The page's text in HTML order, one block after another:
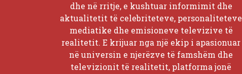
dhe në rritje, e kushtuar informimit dhe
aktualitetit të celebriteteve, personaliteteve
mediatike dhe emisioneve televizive të
realitetit. E krijuar nga një ekip i apasionuar
në universin e njerëzve të famshëm dhe
televizionit të realitetit, platforma jonë